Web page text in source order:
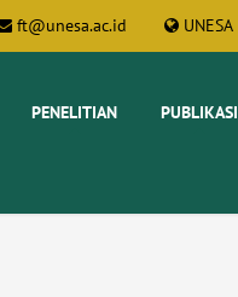
UNESA
ft@unesa.ac.id
PENELITIAN PUBLIKASI